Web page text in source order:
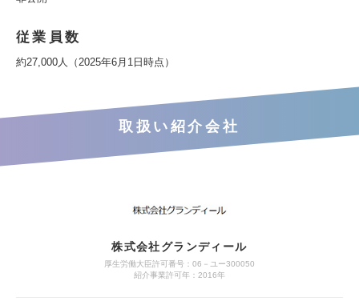
従業員数
約27,000人（2025年6月1日時点）
取扱い紹介会社
株式会社グランディール
厚生労働大臣許可番号：06－ユー300050
紹介事業許可年：2016年